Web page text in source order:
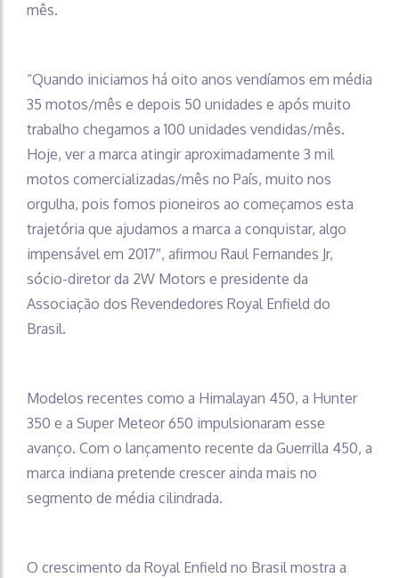
mês.
“Quando iniciamos há oito anos vendíamos em média
35 motos/mês e depois 50 unidades e após muito
trabalho chegamos a 100 unidades vendidas/mês.
Hoje, ver a marca atingir aproximadamente 3 mil
motos comercializadas/mês no País, muito nos
orgulha, pois fomos pioneiros ao começamos esta
trajetória que ajudamos a marca a conquistar, algo
impensável em 2017″, afirmou Raul Fernandes Jr,
sócio-diretor da 2W Motors e presidente da
Associação dos Revendedores Royal Enfield do
Brasil.
Modelos recentes como a Himalayan 450, a Hunter
350 e a Super Meteor 650 impulsionaram esse
avanço. Com o lançamento recente da Guerrilla 450, a
marca indiana pretende crescer ainda mais no
segmento de média cilindrada.
O crescimento da Royal Enfield no Brasil mostra a